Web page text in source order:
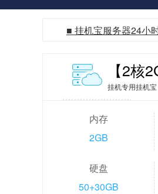
■ 挂机宝服务器24小
【2核
挂机专用挂机
内存
2GB
硬盘
50+30GB